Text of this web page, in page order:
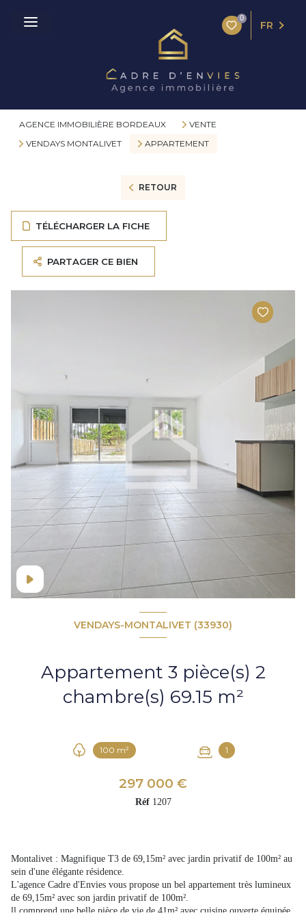
0
FR
AGENCE IMMOBILIÈRE BORDEAUX
VENTE
VENDAYS MONTALIVET
APPARTEMENT
RETOUR
TÉLÉCHARGER LA FICHE
PARTAGER CE BIEN
VENDAYS-MONTALIVET (33930)
Appartement 3 pièce(s) 2
chambre(s) 69.15 m²
100 m² 1
297 000 €
Réf 1207
Montalivet : Magnifique T3 de 69,15m² avec jardin privatif de 100m² au
sein d'une élégante résidence.
L'agence Cadre d'Envies vous propose un bel appartement très lumineux
de 69,15m² avec son jardin privatif de 100m².
ll comprend une belle pièce de vie de 41m² avec cuisine ouverte équipée,